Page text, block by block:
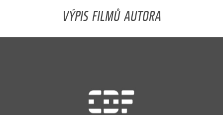
VÝPIS FILMŮ AUTORA